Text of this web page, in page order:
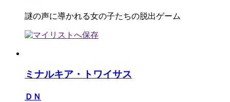
謎の声に導かれる女の子たちの脱出ゲーム
ミナルキア・トワイサス
ＤＮ